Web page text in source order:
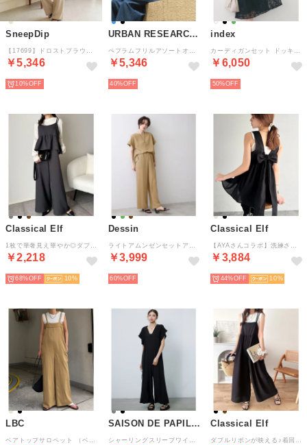
SneepDip
￥5,346
10%
URBAN RESEARCH Sonny Label
￥5,346
40%
index
￥6,050
50%
Classical Elf
￥2,218
68% 10
Dessin
￥3,999
60%
Classical Elf
￥3,884
44% 10
LBC SAISON DE PAPILLON Classical Elf